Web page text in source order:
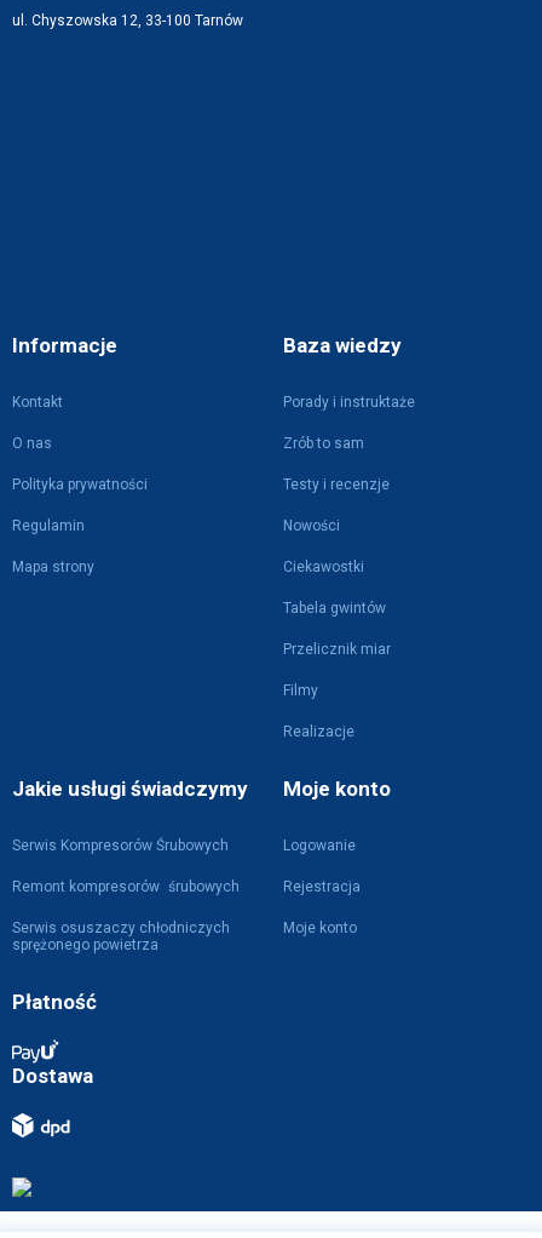
Informacje
Kontakt
O nas
Polityka prywatności
Regulamin
Mapa strony
Baza wiedzy
Porady i instruktaże
Zrób to sam
Testy i recenzje
Nowości
Ciekawostki
Tabela gwintów
Przelicznik miar
Filmy
Realizacje
Jakie usługi świadczymy
Serwis Kompresorów Śrubowych
Remont kompresorów śrubowych
Serwis osuszaczy chłodniczych
sprężonego powietrza
Moje konto
Logowanie
Rejestracja
Moje konto
Płatność
Dostawa
ul. Chyszowska 12, 33-100 Tarnów